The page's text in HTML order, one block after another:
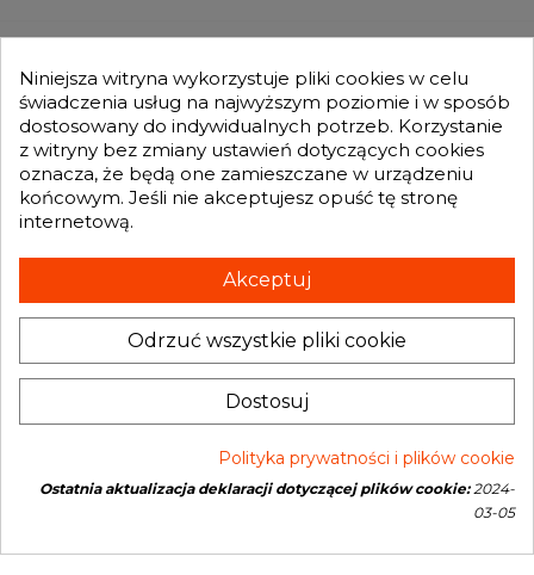
obrotowego. Dzięki niej Twój Dodge Shelby zyska
bardziej dynamiczna i ekscytująca.
Najlepsze Turbosprężarki dla Dodge
Shelby
Wybierając turbosprężarkę, zawsze postaw na
wysoką jakość. Dzięki sprawdzonym i trwałym
turbosprężarkom Twój Dodge Shelby będzie
funkcjonował bez zarzutu, a Ty będziesz mógł
cieszyć się lepszymi osiągami na drodze przez długi
Ciesz się Sportowymi Osiągami z
Dodge Shelby to pojazd stworzony do
dynamicznej jazdy. Zainwestuj w odpowiednią
turbosprężarkę i spraw, by Twoje auto osiągało
niezapomniane wrażenia z jazdy.
GENESIS TURBO
Otrzymuj informację o nowościach i promocjach wprost do Twojej
INFORMACJA O SKLEPIE
keyboard_arrow_down
Copyright © 2026 Genesis Turbo. All rights reserved
Niniejsza witryna wykorzystuje pliki cookies w celu
świadczenia usług na najwyższym poziomie i w sposób
dostosowany do indywidualnych potrzeb. Korzystanie
z witryny bez zmiany ustawień dotyczących cookies
oznacza, że będą one zamieszczane w urządzeniu
końcowym. Jeśli nie akceptujesz opuść tę stronę
internetową.
Akceptuj
Odrzuć wszystkie pliki cookie
Dostosuj
Polityka prywatności i plików cookie
Ostatnia aktualizacja deklaracji dotyczącej plików cookie:2024-
03-05